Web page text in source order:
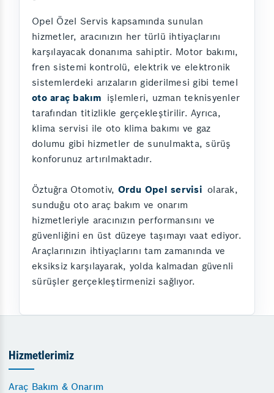
Opel Özel Servis kapsamında sunulan
hizmetler, aracınızın her türlü ihtiyaçlarını
karşılayacak donanıma sahiptir. Motor bakımı,
fren sistemi kontrolü, elektrik ve elektronik
sistemlerdeki arızaların giderilmesi gibi temel
oto araç bakım işlemleri, uzman teknisyenler
tarafından titizlikle gerçekleştirilir. Ayrıca,
klima servisi ile oto klima bakımı ve gaz
dolumu gibi hizmetler de sunulmakta, sürüş
konforunuz artırılmaktadır.
Öztuğra Otomotiv, Ordu Opel servisi olarak,
sunduğu oto araç bakım ve onarım
hizmetleriyle aracınızın performansını ve
güvenliğini en üst düzeye taşımayı vaat ediyor.
Araçlarınızın ihtiyaçlarını tam zamanında ve
eksiksiz karşılayarak, yolda kalmadan güvenli
sürüşler gerçekleştirmenizi sağlıyor.
Hizmetlerimiz
Araç Bakım & Onarım